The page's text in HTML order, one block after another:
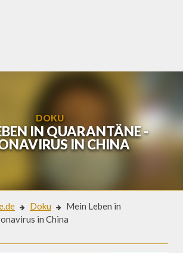
DOKU
IN QUARANTÄNE -
IN CHINA
Doku
Mein Leben in
in China